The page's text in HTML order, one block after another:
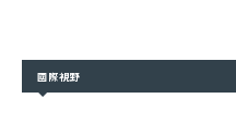
國際視野